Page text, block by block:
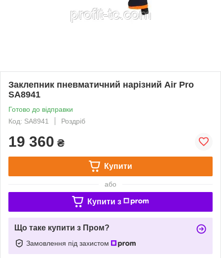
Заклепник пневматичний нарізний Air Pro
SA8941
Готово до відправки
Код: SA8941
Роздріб
19 360 ₴
Купити
або
Купити з
Що таке купити з Пром?
Замовлення під захистом